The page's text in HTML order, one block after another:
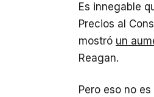
Es innegable
Precios al
mostró un
Reagan.
Pero eso no